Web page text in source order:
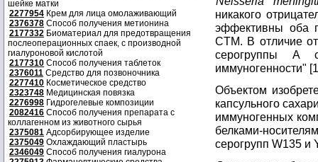
шейке матки
2277954 Крем для лица омолаживающий
2376378 Способ получения метионина
2177332 Биоматериал для предотвращения
послеоперационных спаек, с производной
гиалуроновой кислотой
2177310 Способ получения таблеток
2376011 Средство для позвоночника
2277410 Косметическое средство
2323748 Медицинская повязка
2276998 Гидрогелевые композиции
2082416 Способ получения препарата с
коллагенном из животного сырья
2375081 Адсорбирующее изделие
2375049 Охлаждающий пластырь
2346049 Способ получения гиалурона
никакого
эффективны оба
CTM. В отличие
серогруппы A
иммуногенности"
Объектом
капсульного
иммуногенных
белками-
серогрупп W135 и